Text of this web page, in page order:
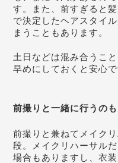
す。また、前すぎると
で決定したヘアスタイ
まうこともあります。
土日などは混み合うこ
早めにしておくと安心で
前撮りと一緒に行うの
前撮りと兼ねてメイク
段。メイクリハーサル
場合もありますし、衣